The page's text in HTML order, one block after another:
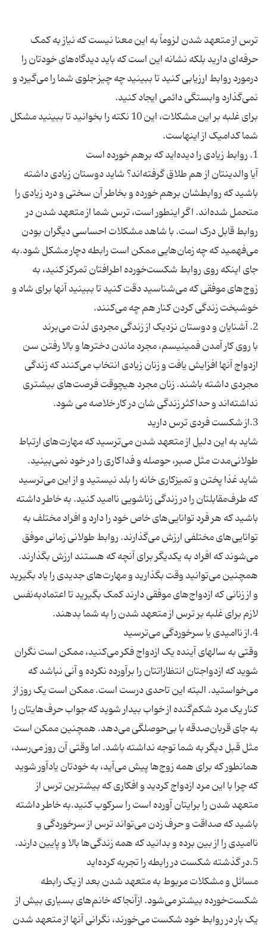
ترس از متعهد شدن لزوماً به این معنا نیست که نیاز به کمک
حرفه‌ای دارید بلکه نشانه این است که باید دیدگاه‌های خودتان را
درمورد روابط ارزیابی کنید تا ببینید چه چیز جلوی شما را می‌گیرد و
برای غلبه بر این مشکلات، این 10 نکته را بخوانید تا ببینید مشکل
آیا والدینتان از هم طلاق گرفته‌اند؟ شاید دوستان زیادی داشته
باشید که روابطشان برهم خورده و بخاطر آن سختی و درد زیادی را
متحمل شده‌اند. اگر اینطور است، ترس شما از متعهد شدن در
روابط قابل درک است. با شاهد مشکلات احساسی دیگران بودن
می‌فهمید که چه زمان‌هایی ممکن است رابطه دچار مشکل شود.به
جای اینکه روی روابط شکست‌خورده اطرافتان تمرکز کنید، به
زوج‌های موفقی که می‌شناسید دقت کنید تا ببینید آنها برای شاد و
با روی کار آمدن فمینیسم، مجرد ماندن دخترها و بالا رفتن سن
ازدواج آنها افزایش یافت و زنان زیادی انتخاب می‌کنند که زندگی
مجردی داشته باشند. زنان مجرد هیچوقت فرصت‌های بیشتری
شاید به این دلیل از متعهد شدن می‌ترسید که مهارت‌های ارتباط
طولانی‌مدت مثل صبر، حوصله و فداکاری را در خود نمی‌بینید.
شاید غذا پختن و تمیزکاری خانه را بلد نیستید و از این می‌ترسید
که طرف‌مقابلتان را در زندگی زناشویی ناامید کنید. به خاطر داشته
باشید که هر فرد توانایی‌های خاص خود را دارد و افراد مختلف به
توانایی‌های مختلفی ارزش می‌گذارند. روابط طولانی زمانی موفق
می‌شوند که افراد به یکدیگر برای آنچه که هستند ارزش بگذارند.
همچنین می‌توانید وقت بگذارید و مهارت‌های جدیدی را یاد بگیرید
و از زنانی که ازدواج‌های موفقی دارند کمک بگیرید تا اعتماد‌به‌نفس
وقتی به سالهای آینده یک ازدواج فکر می‌کنید، ممکن است نگران
شوید که ازدواجتان انتظاراتتان را برآورده نکرده و آنی نباشد که
می‌خواستید. البته این تاحدی درست است. ممکن است یک روز از
کنار یک مرد شکم‌گنده از خواب بیدار شوید که جواب حرف‌هایتان را
به جای قربان‌صدقه با بی‌حوصلگی می‌دهد. همچنین ممکن است
مثل قبل دیگر به شما توجه نداشته باشد. اما وقتی آن روز می‌رسد،
همانطور که برای همه زوج‌ها پیش می‌آید، به خودتان یادآور شوید
که چرا با این مرد ازدواج کردید و افکاری که بیشترین ترس از
متعهد شدن را برایتان آورده است را سرکوب کنید.به خاطر داشته
باشید که صداقت و حرف زدن می‌تواند ترس از سرخوردگی و
مسائل و مشکلات مربوط به متعهد شدن بعد از یک رابطه
شکست‌خورده بیشتر می‌شود. ازآنجاکه خانم‌های بسیاری بیش از
یک بار در روابط خود شکست می‌خورند، نگرانی آنها از متعهد شدن